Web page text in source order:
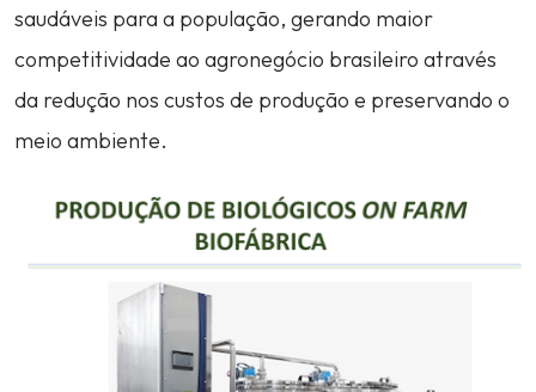
saudáveis para a população, gerando maior
competitividade ao agronegócio brasileiro através
da redução nos custos de produção e preservando o
meio ambiente.